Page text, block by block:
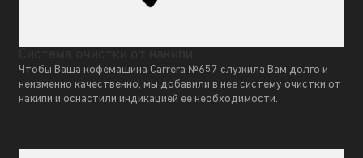
Чтобы Ваша кофемашина Carrera №657 служила Вам долго и
неизменно качественно, мы добавили в нее систему очистки от
накипи и оснастили индикацией ее необходимости.